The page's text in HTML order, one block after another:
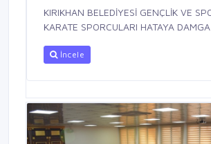
KIRIKHAN BELEDİYESİ GENÇLİK VE
KARATE SPORCULARI HATAYA
İncele